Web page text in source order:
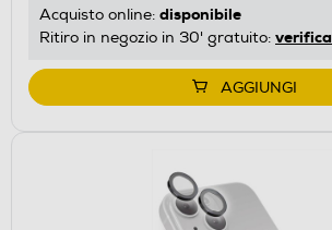
Acquisto online: disponibile
Ritiro in negozio in 30' gratuito: verifica
AGGIUNGI